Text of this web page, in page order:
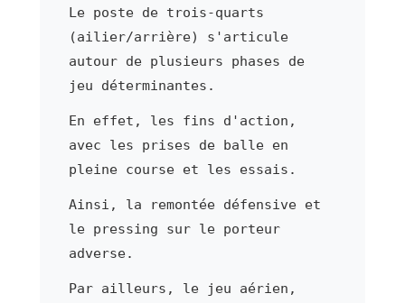
Le poste de trois-quarts
(ailier/arrière) s'articule
autour de plusieurs phases de
jeu déterminantes.
En effet, les fins d'action,
avec les prises de balle en
pleine course et les essais.
Ainsi, la remontée défensive et
le pressing sur le porteur
adverse.
Par ailleurs, le jeu aérien,